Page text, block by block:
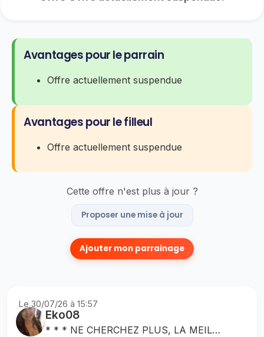
Avantages pour le parrain
Offre actuellement suspendue
Avantages pour le filleul
Offre actuellement suspendue
Cette offre n'est plus à jour ?
Proposer une mise à jour
Ajouter mon parrainage
Le 30/07/26 à 15:57
Eko08
* * * NE CHERCHEZ PLUS, LA MEILLEURE OFFRE OFFRE MOOLINEO, C'EST ICI : 500,00 € * * * [ Mise à jour du jeudi 30 juillet 2026 : il me reste 7 places disponibles. ] Bonjour, Grâce à mon lien de parrainage ci-dessous: https://www.moolineo.com/inscription-2-5997626-1683219570.html Vous avez l'opportunité de remporter 500,00 € Tout ce que vous avez à faire, c'est à vous inscrire via mon lien de parrainage et à valider votre mail en cliquant sur le lien de Moolineo que vous recevrez. C'est aussi simple que cela ! Si vous avez la moindre question, même avant de vous inscrire sur Moolineo, n'hésitez surtout pas à m'envoyer un message privé ou bien un mail: melissa.pomoveri@gmail.com Merci beaucoup, à très vite,